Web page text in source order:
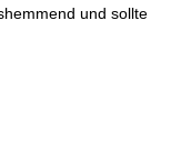
und sollte